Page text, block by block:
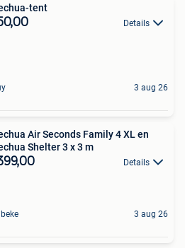
tent
Details
3 aug 26
Air Seconds Family 4 XL en
Shelter 3 x 3 m
Details
3 aug 26